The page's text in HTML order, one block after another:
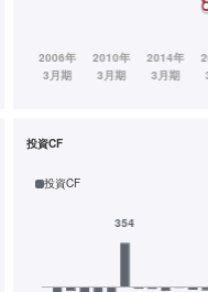
投資CF
投資CF